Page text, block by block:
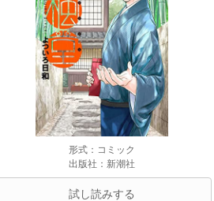
形式：コミック
出版社：新潮社
試し読みする